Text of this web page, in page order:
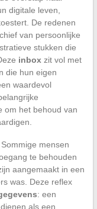
digitale leven,
De redenen
van persoonlijke
stukken die
inboxzit vol met
die hun eigen
waardevol
om het behoud van
mensen
te behouden
aangemaakt in een
was. Deze reflex
: een
als een